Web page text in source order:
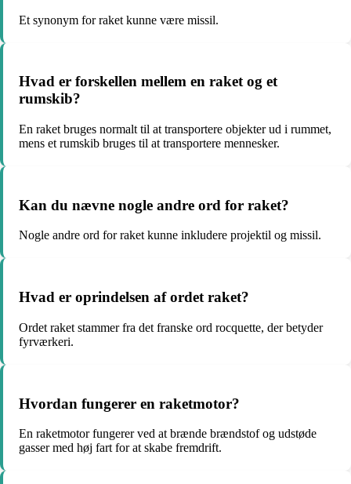
Et synonym for raket kunne være missil.
Hvad er forskellen mellem en raket og et
rumskib?
En raket bruges normalt til at transportere objekter ud i rummet,
mens et rumskib bruges til at transportere mennesker.
Kan du nævne nogle andre ord for raket?
Nogle andre ord for raket kunne inkludere projektil og missil.
Hvad er oprindelsen af ordet raket?
Ordet raket stammer fra det franske ord rocquette, der betyder
fyrværkeri.
Hvordan fungerer en raketmotor?
En raketmotor fungerer ved at brænde brændstof og udstøde
gasser med høj fart for at skabe fremdrift.